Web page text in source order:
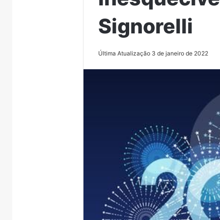
Signorelli
Última Atualização 3 de janeiro de 2022